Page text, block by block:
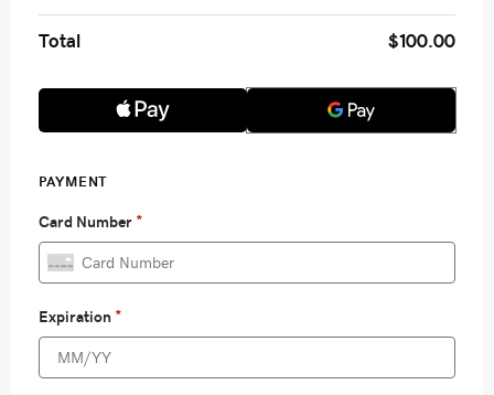
Total $100.00